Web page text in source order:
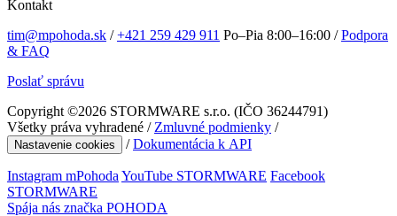
Kontakt
tim@mpohoda.sk / +421 259 429 911 Po–Pia 8:00–16:00 / Podpora
& FAQ
Poslať správu
Copyright ©2026 STORMWARE s.r.o. (IČO 36244791)
Všetky práva vyhradené / Zmluvné podmienky /
Nastavenie cookies /Dokumentácia k API
Instagram mPohoda YouTube STORMWARE Facebook
STORMWARE
Spája nás značka POHODA